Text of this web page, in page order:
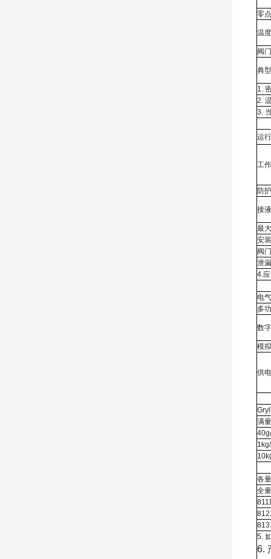
零
温
阀
典
1.
2.
3.
运
工
防
接
最
安
阀
泄
4.
电
多
数
模
供
满
各
全
5.
6.